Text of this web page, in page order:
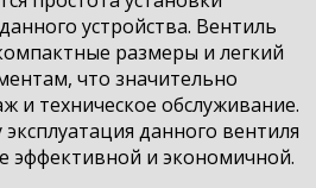
устройства. Вентиль
размеры и легкий
что значительно
и техническое обслуживание.
данного вентиля
эффективной и экономичной.